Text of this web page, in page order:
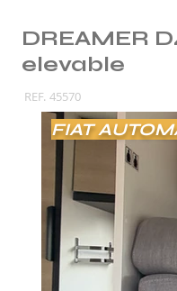
DREAMER
elevable
REF. 45570
FIAT